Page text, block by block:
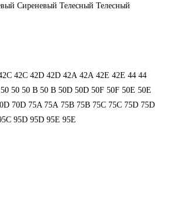
Сиреневый Телесный Телесный
42C 42D 42D 42А 42А 42Е 42Е 44 44
50 50 50 B 50 B 50D 50D 50F 50F 50Е 50Е
70D 75A 75A 75B 75B 75C 75C 75D 75D
95D 95D 95E 95E